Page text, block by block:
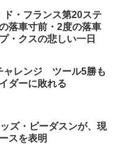
ド・フランス第20ステ
落車寸前・2度の落車
・クスの悲しい一日
ャレンジ ツール5勝も
ダーに敗れる
ズ・ピーダスンが、現
スを表明